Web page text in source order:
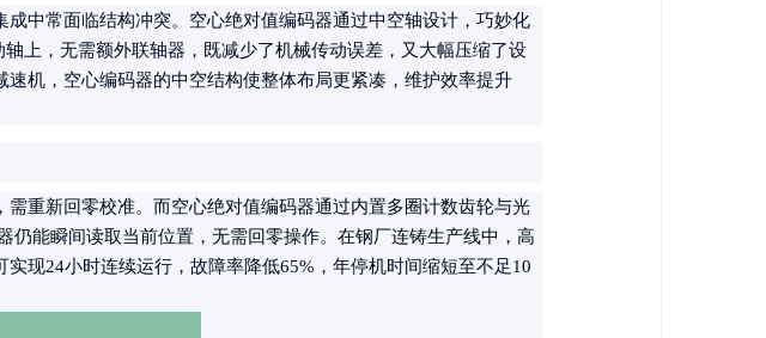
中常面临结构冲突。空心绝对值编码器通过中空轴设计，巧妙化
上，无需额外联轴器，既减少了机械传动误差，又大幅压缩了设
机，空心编码器的中空结构使整体布局更紧凑，维护效率提升
重新回零校准。而空心绝对值编码器通过内置多圈计数齿轮与光
能瞬间读取当前位置，无需回零操作。在钢厂连铸生产线中，高
现24小时连续运行，故障率降低65%，年停机时间缩短至不足10